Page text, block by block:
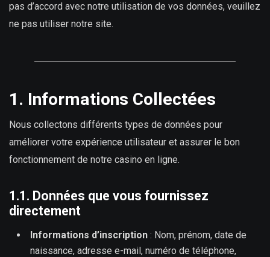
pas d’accord avec notre utilisation de vos données, veuillez
ne pas utiliser notre site.
1. Informations Collectées
Nous collectons différents types de données pour
améliorer votre expérience utilisateur et assurer le bon
fonctionnement de notre casino en ligne.
1.1. Données que vous fournissez
directement
Informations d’inscription : Nom, prénom, date de
naissance, adresse e-mail, numéro de téléphone,